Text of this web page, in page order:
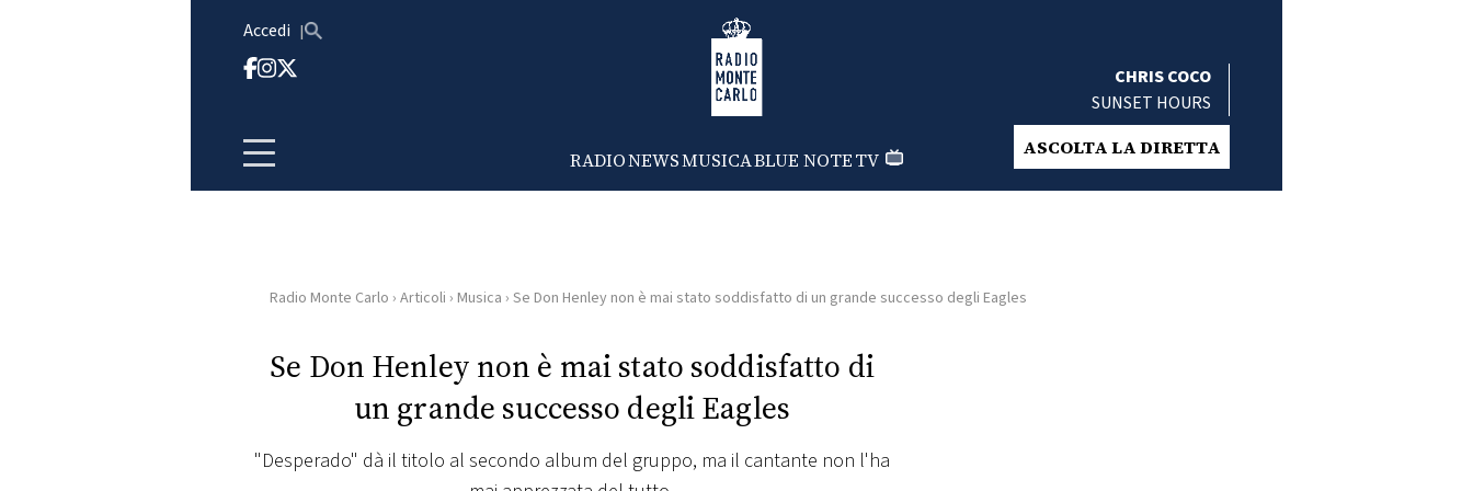
Accedi Radio Monte Carlo
RADIONEWSMUSICABLUE NOTETV
CHRIS COCO
SUNSET HOURS
ASCOLTA LA DIRETTA
HOME
RADIO
RADIO
Radio Monte Carlo › Articoli › Musica › Se Don Henley non è mai stato soddisfatto di un grande successo degli Eagles
Se Don Henley non è mai stato soddisfatto di
un grande successo degli Eagles
"Desperado" dà il titolo al secondo album del gruppo, ma il cantante non l'ha